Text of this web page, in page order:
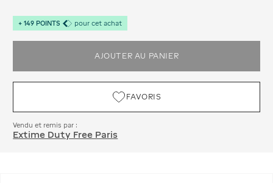
+ 149 POINTS pour cet achat
AJOUTER AU PANIER
FAVORIS
Vendu et remis par :
Extime Duty Free Paris